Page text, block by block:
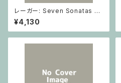
レーガー: Seven Sonatas o
p. 91 Heft 2 / ヴァイオリン
¥4,130